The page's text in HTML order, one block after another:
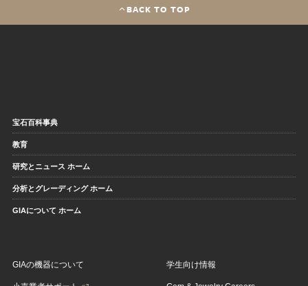
BACK TO TOP
宝石百科事典
教育
研究とニュース ホーム
分析とグレーディング ホーム
GIAについて ホーム
GIAの機器について 学生向け情報